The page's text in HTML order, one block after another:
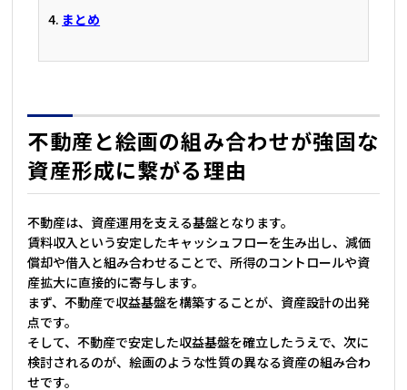
まとめ
不動産と絵画の組み合わせが強固な
資産形成に繋がる理由
不動産は、資産運用を支える基盤となります。
賃料収入という安定したキャッシュフローを生み出し、減価
償却や借入と組み合わせることで、所得のコントロールや資
産拡大に直接的に寄与します。
まず、不動産で収益基盤を構築することが、資産設計の出発
点です。
そして、不動産で安定した収益基盤を確立したうえで、次に
検討されるのが、絵画のような性質の異なる資産の組み合わ
せです。